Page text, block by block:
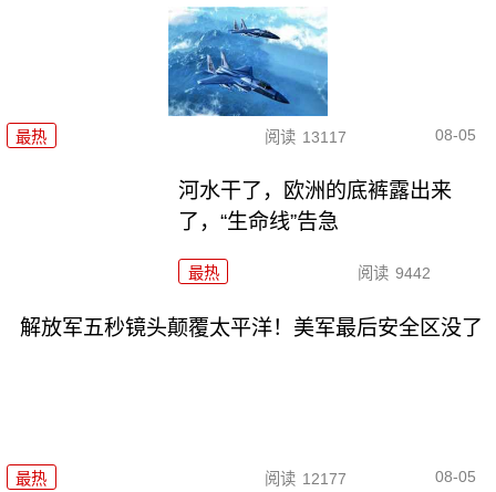
最热 阅读 13117 08-05
河水干了，欧洲的底裤露出来
了，“生命线”告急
最热 阅读 9442
解放军五秒镜头颠覆太平洋！美军最后安全区没了
最热 阅读 12177 08-05